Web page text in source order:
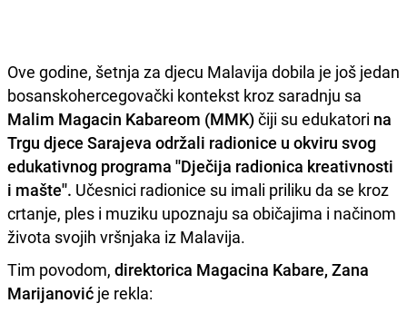
Ove godine, šetnja za djecu Malavija dobila je još jedan
bosanskohercegovački kontekst kroz saradnju sa
Malim Magacin Kabareom (MMK)čiji su edukatori na
Trgu djece Sarajeva održali radionice u okviru svog
edukativnog programa ''Dječija radionica kreativnosti
i mašte''. Učesnici radionice su imali priliku da se kroz
crtanje, ples i muziku upoznaju sa običajima i načinom
života svojih vršnjaka iz Malavija.
Tim povodom, direktorica Magacina Kabare, Zana
Marijanović je rekla: